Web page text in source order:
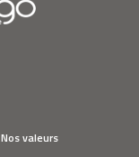
Nos valeurs